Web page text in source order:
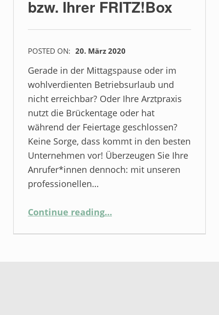
bzw. Ihrer FRITZ!Box
POSTED ON: 20. März 2020
Gerade in der Mittagspause oder im
wohlverdienten Betriebsurlaub und
nicht erreichbar? Oder Ihre Arztpraxis
nutzt die Brückentage oder hat
während der Feiertage geschlossen?
Keine Sorge, dass kommt in den besten
Unternehmen vor! Überzeugen Sie Ihre
Anrufer*innen dennoch: mit unseren
professionellen…
Continue reading“Nutzen Sie die vollen Möglichkeiten Ihres Anrufbeantworters bzw. Ihrer FRITZ!Box”
…